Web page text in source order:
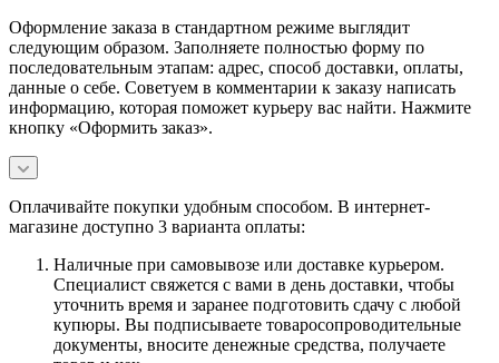
Оформление заказа в стандартном режиме выглядит
следующим образом. Заполняете полностью форму по
последовательным этапам: адрес, способ доставки, оплаты,
данные о себе. Советуем в комментарии к заказу написать
информацию, которая поможет курьеру вас найти. Нажмите
кнопку «Оформить заказ».
Оплачивайте покупки удобным способом. В интернет-
магазине доступно 3 варианта оплаты:
Наличные при самовывозе или доставке курьером.
Специалист свяжется с вами в день доставки, чтобы
уточнить время и заранее подготовить сдачу с любой
купюры. Вы подписываете товаросопроводительные
документы, вносите денежные средства, получаете